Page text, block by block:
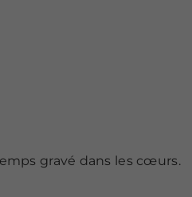
gravé dans les cœurs.